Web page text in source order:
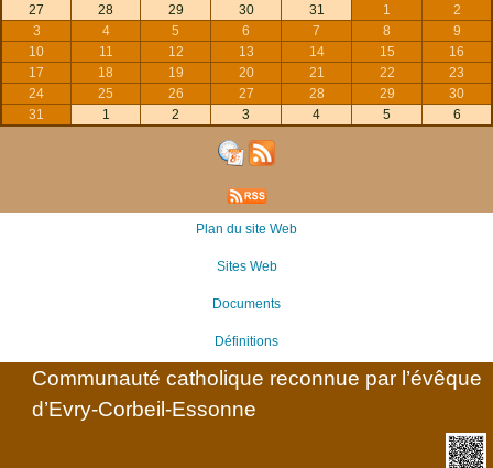
27 28 29 30 31 1
2
3
4 5 6 7 8
9
10
11 12 13 14 15
16
17
18 19 20 21 22
23
24
25 26 27 28 29
30
31
1 2 3 4 5 6
Plan du site Web
Sites Web
Documents
Définitions
Communauté catholique reconnue par l’évêque
d’Evry-Corbeil-Essonne